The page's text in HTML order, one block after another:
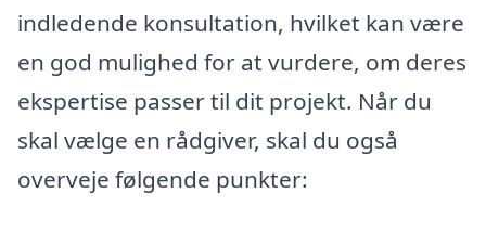
indledende konsultation, hvilket kan være
en god mulighed for at vurdere, om deres
ekspertise passer til dit projekt. Når du
skal vælge en rådgiver, skal du også
overveje følgende punkter: